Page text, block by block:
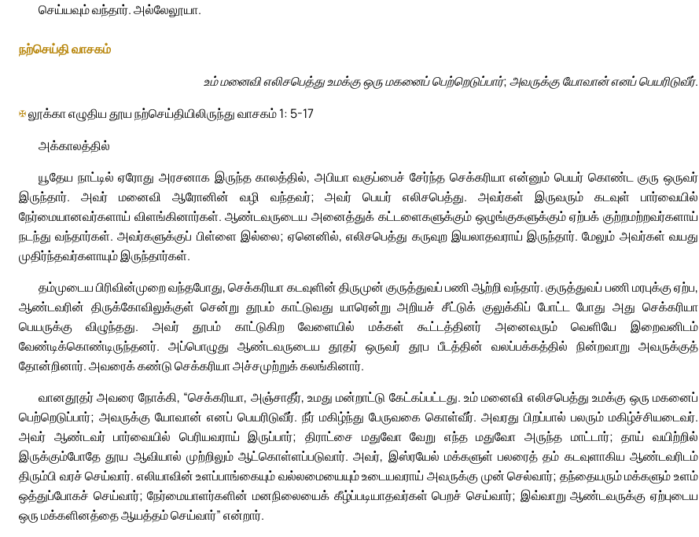
செய்யவும் வந்தார். அல்லேலூயா.
நற்செய்தி வாசகம்
உம் மனைவி எலிசபெத்து உமக்கு ஒரு மகனைப் பெற்றெடுப்பார்; அவருக்கு யோவான் எனப் பெயரிடுவீர்.
✠லூக்கா எழுதிய தூய நற்செய்தியிலிருந்து வாசகம் 1: 5-17
அக்காலத்தில்
யூதேய நாட்டில் ஏரோது அரசனாக இருந்த காலத்தில், அபியா வகுப்பைச் சேர்ந்த செக்கரியா என்னும் பெயர் கொண்ட குரு ஒருவர்
இருந்தார். அவர் மனைவி ஆரோனின் வழி வந்தவர்; அவர் பெயர் எலிசபெத்து. அவர்கள் இருவரும் கடவுள் பார்வையில்
நேர்மையானவர்களாய் விளங்கினார்கள். ஆண்டவருடைய அனைத்துக் கட்டளைகளுக்கும் ஒழுங்குகளுக்கும் ஏற்பக் குற்றமற்றவர்களாய்
நடந்து வந்தார்கள். அவர்களுக்குப் பிள்ளை இல்லை; ஏனெனில், எலிசபெத்து கருவுற இயலாதவராய் இருந்தார். மேலும் அவர்கள் வயது
முதிர்ந்தவர்களாயும் இருந்தார்கள்.
தம்முடைய பிரிவின்முறை வந்தபோது, செக்கரியா கடவுளின் திருமுன் குருத்துவப் பணி ஆற்றி வந்தார். குருத்துவப் பணி மரபுக்கு ஏற்ப,
ஆண்டவரின் திருக்கோவிலுக்குள் சென்று தூபம் காட்டுவது யாரென்று அறியச் சீட்டுக் குலுக்கிப் போட்ட போது அது செக்கரியா
பெயருக்கு விழுந்தது. அவர் தூபம் காட்டுகிற வேளையில் மக்கள் கூட்டத்தினர் அனைவரும் வெளியே இறைவனிடம்
வேண்டிக்கொண்டிருந்தனர். அப்பொழுது ஆண்டவருடைய தூதர் ஒருவர் தூப பீடத்தின் வலப்பக்கத்தில் நின்றவாறு அவருக்குத்
தோன்றினார். அவரைக் கண்டு செக்கரியா அச்சமுற்றுக் கலங்கினார்.
வானதூதர் அவரை நோக்கி, “செக்கரியா, அஞ்சாதீர், உமது மன்றாட்டு கேட்கப்பட்டது. உம் மனைவி எலிசபெத்து உமக்கு ஒரு மகனைப்
பெற்றெடுப்பார்; அவருக்கு யோவான் எனப் பெயரிடுவீர். நீர் மகிழ்ந்து பேருவகை கொள்வீர். அவரது பிறப்பால் பலரும் மகிழ்ச்சியடைவர்.
அவர் ஆண்டவர் பார்வையில் பெரியவராய் இருப்பார்; திராட்சை மதுவோ வேறு எந்த மதுவோ அருந்த மாட்டார்; தாய் வயிற்றில்
இருக்கும்போதே தூய ஆவியால் முற்றிலும் ஆட்கொள்ளப்படுவார். அவர், இஸ்ரயேல் மக்களுள் பலரைத் தம் கடவுளாகிய ஆண்டவரிடம்
திரும்பி வரச் செய்வார். எலியாவின் உளப்பாங்கையும் வல்லமையையும் உடையவராய் அவருக்கு முன் செல்வார்; தந்தையரும் மக்களும் உளம்
ஒத்துப்போகச் செய்வார்; நேர்மையாளர்களின் மனநிலையைக் கீழ்ப்படியாதவர்கள் பெறச் செய்வார்; இவ்வாறு ஆண்டவருக்கு ஏற்புடைய
ஒரு மக்களினத்தை ஆயத்தம் செய்வார்” என்றார்.